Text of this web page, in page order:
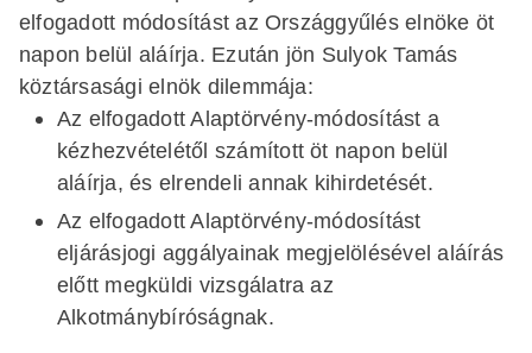
elfogadott módosítást az Országgyűlés elnöke öt
napon belül aláírja. Ezután jön Sulyok Tamás
köztársasági elnök dilemmája:
Az elfogadott Alaptörvény-módosítást a
kézhezvételétől számított öt napon belül
aláírja, és elrendeli annak kihirdetését.
Az elfogadott Alaptörvény-módosítást
eljárásjogi aggályainak megjelölésével aláírás
előtt megküldi vizsgálatra az
Alkotmánybíróságnak.